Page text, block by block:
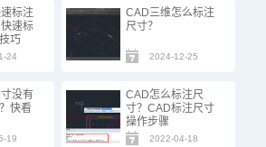
标注
速标
巧
24
CAD三维怎么标注
尺寸？
2024-12-25
没有
快看
19
CAD怎么标注尺
寸？CAD标注尺寸
操作步骤
2022-04-18